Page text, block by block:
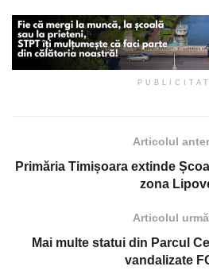
Articolul
Primăria Timișoara extinde
zona
Articolul
Mai multe statui din Parcul
vandalizate